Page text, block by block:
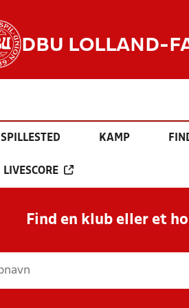
DBU LOLLAND-
SPILLESTED KAMP
LIVESCORE
Find en klub eller et